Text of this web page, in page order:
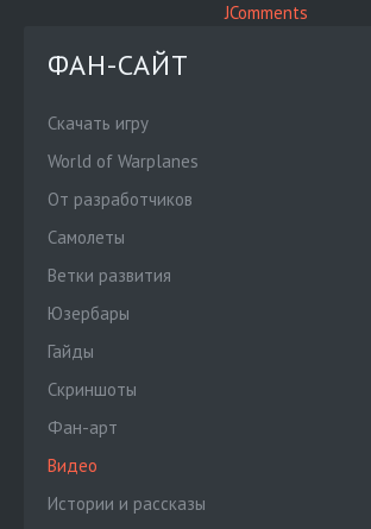
JComments
ФАН-САЙТ
Скачать игру
World of Warplanes
От разработчиков
Cамолеты
Ветки развития
Юзербары
Гайды
Скриншоты
Фан-арт
Видео
Истории и рассказы